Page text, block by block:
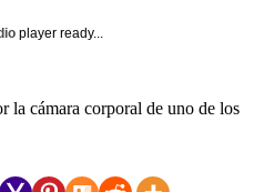
player ready...
la cámara corporal de uno de los